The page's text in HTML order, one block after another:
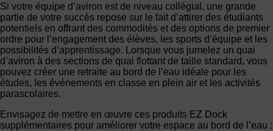
Si votre équipe d’aviron est de niveau collégial, une grande
partie de votre succès repose sur le fait d’attirer des étudiants
potentiels en offrant des commodités et des options de premier
ordre pour l’engagement des élèves, les sports d’équipe et les
possibilités d’apprentissage. Lorsque vous jumelez un quai
d’aviron à des sections de quai flottant de taille standard, vous
pouvez créer une retraite au bord de l’eau idéale pour les
études, les événements en classe en plein air et les activités
parascolaires.
Envisagez de mettre en œuvre ces produits EZ Dock
supplémentaires pour améliorer votre espace au bord de l’eau :